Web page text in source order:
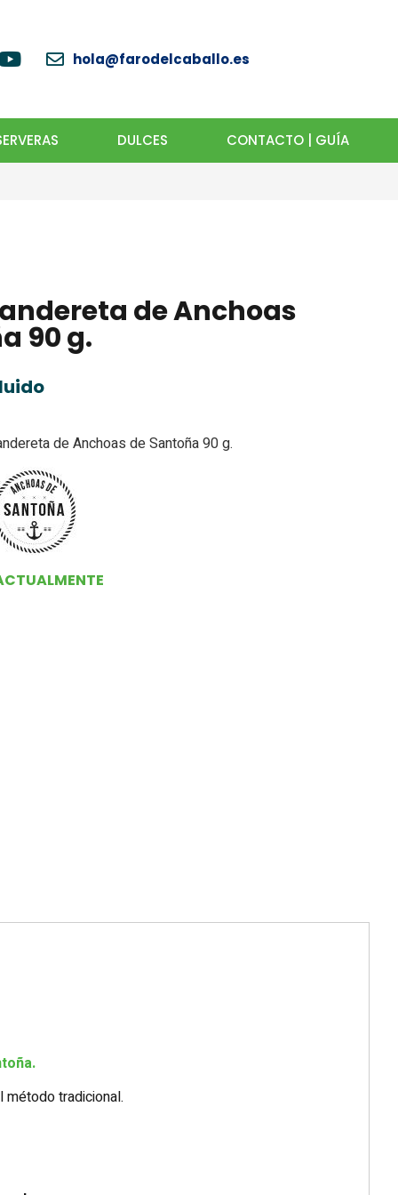
hola@farodelcaballo.es
DULCES CONTACTO | GUÍA
de Anchoas
90 g.
de Anchoas de Santoña 90 g.
tradicional.